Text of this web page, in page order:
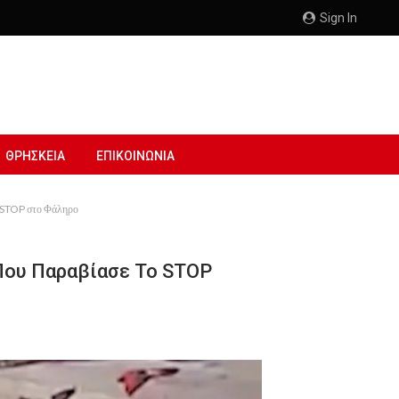
Sign In
ΘΡΗΣΚΕΙΑ ΕΠΙΚΟΙΝΩΝΙΑ
στο Φάληρο
Παραβίασε Το STOP